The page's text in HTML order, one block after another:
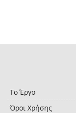
Το Έργο
Όροι Χρήσης